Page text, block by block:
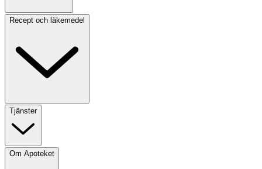
Recept och läkemedel
Tjänster
Om Apoteket